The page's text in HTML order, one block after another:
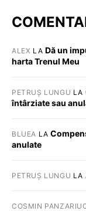
ALEX LA Dă un
harta Trenul Meu
PETRUȘ LUNGU LA
întârziate sau
BLUEA LA
anulate
PETRUȘ LUNGU LA
COSMIN